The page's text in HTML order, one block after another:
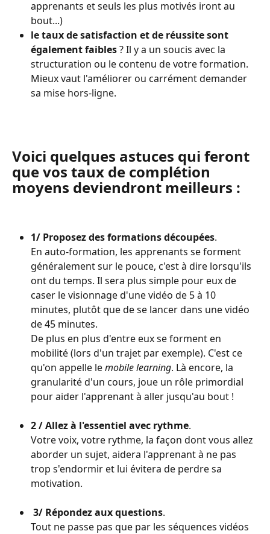
apprenants et seuls les plus motivés iront au
bout...)
le taux de satisfaction et de réussite sont
également faibles ? Il y a un soucis avec la
structuration ou le contenu de votre formation.
Mieux vaut l'améliorer ou carrément demander
sa mise hors-ligne.
Voici quelques astuces qui feront
que vos taux de complétion
moyens deviendront meilleurs :
1/ Proposez des formations découpées.
En auto-formation, les apprenants se forment
généralement sur le pouce, c'est à dire lorsqu'ils
ont du temps. Il sera plus simple pour eux de
caser le visionnage d'une vidéo de 5 à 10
minutes, plutôt que de se lancer dans une vidéo
de 45 minutes.
De plus en plus d'entre eux se forment en
mobilité (lors d'un trajet par exemple). C'est ce
qu'on appelle le mobile learning. Là encore, la
granularité d'un cours, joue un rôle primordial
pour aider l'apprenant à aller jusqu'au bout !
2 / Allez à l'essentiel avec rythme.
Votre voix, votre rythme, la façon dont vous allez
aborder un sujet, aidera l'apprenant à ne pas
trop s'endormir et lui évitera de perdre sa
motivation.
3/ Répondez aux questions.
Tout ne passe pas que par les séquences vidéos